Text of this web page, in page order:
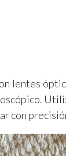
lentes
con